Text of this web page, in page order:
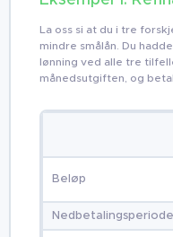
La oss si at du i tre
mindre smålån. Du
lønning ved alle tre
månedsutgiften, og
Beløp
Nedbetalingsperiode